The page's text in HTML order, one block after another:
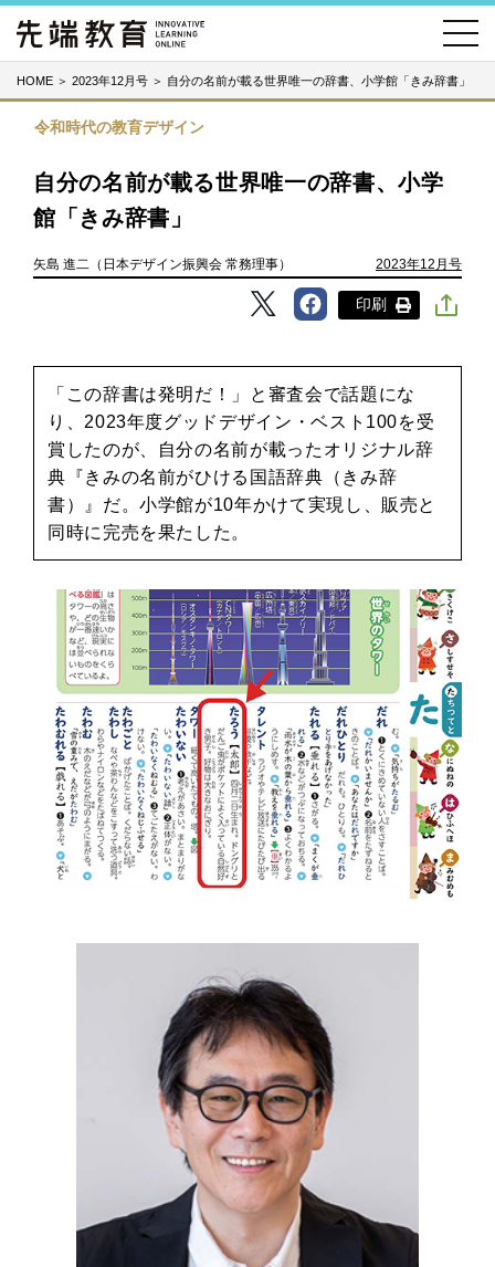
HOME ＞ 2023年12月号 ＞ 自分の名前が載る世界唯一の辞書、小学館「きみ辞書」
令和時代の教育デザイン
自分の名前が載る世界唯一の辞書、小学
館「きみ辞書」
矢島 進二（日本デザイン振興会 常務理事） 2023年12月号
印刷
「この辞書は発明だ！」と審査会で話題にな
り、2023年度グッドデザイン・ベスト100を受
賞したのが、自分の名前が載ったオリジナル辞
典『きみの名前がひける国語辞典（きみ辞
書）』だ。小学館が10年かけて実現し、販売と
同時に完売を果たした。